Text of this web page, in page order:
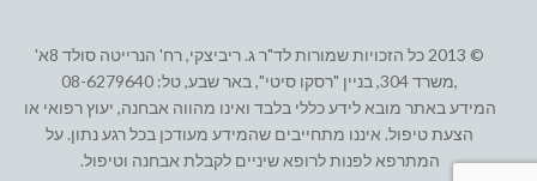
© 2013 כל הזכויות שמורות לד"ר ג. ריביצקי, רח' הנרייטה סולד 8א'
,משרד 304, בניין "רסקו סיטי", באר שבע, טל: 08-6279640
המידע באתר מובא לידע כללי בלבד ואינו מהווה אבחנה, יעוץ רפואי או
הצעת טיפול. איננו מתחייבים שהמידע מעודכן בכל רגע נתון. על
המתרפא לפנות לרופא שיניים לקבלת אבחנה וטיפול.